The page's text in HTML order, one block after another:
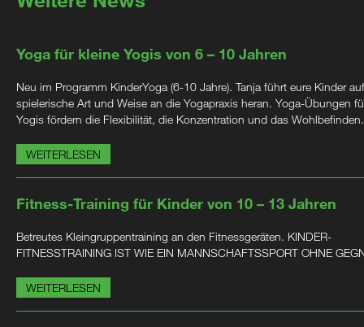
Yoga für kleine Yogis von 6 – 10 Jahren
Neu im Programm KinderYoga (6-10 Jahre). Tanja führt eure Kinder auf
spielerische Art und Weise an die Yogapraxis heran. Yoga-Übungen
Yogis fördern die Flexibilität, die Konzentration und das Wohlbefinden.
WEITERLESEN
Fitness-Training für Kinder von 10 – 13 Jahren
Betreutes Kleingruppentraining an den Fitnessgeräten. KINDER-
FITNESSTRAINING IST WIE EIN MANNSCHAFTSSPORT OHNE
WEITERLESEN